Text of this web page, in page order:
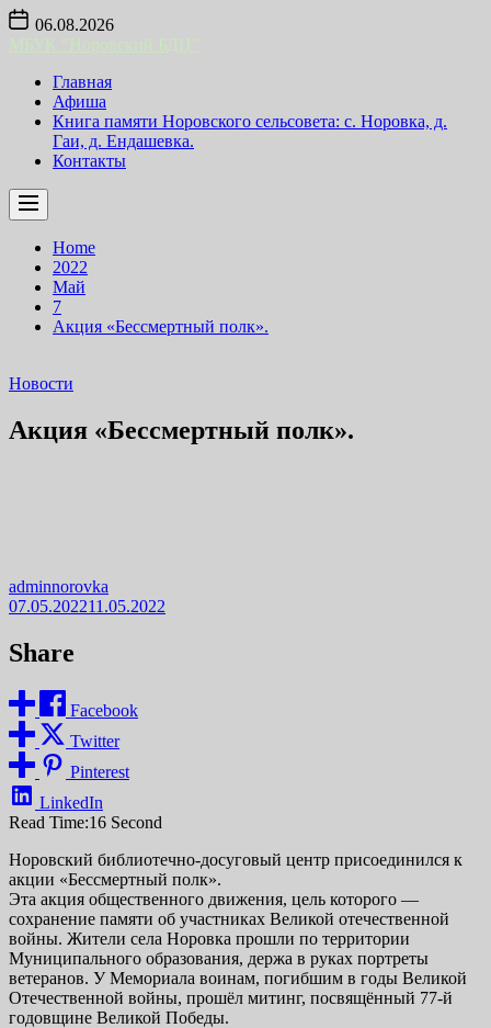
Skip
content
06.08.2026
Главная
Афиша
Книга памяти Норовского сельсовета: с. Норовка, д.
Гаи, д. Ендашевка.
Контакты
Home
2022
Май
7
Акция «Бессмертный полк».
Новости
Акция «Бессмертный полк».
adminnorovka
07.05.202211.05.2022
Share
Facebook
Twitter
Pinterest
LinkedIn
Read Time:16 Second
Норовский библиотечно-досуговый центр присоединился к
акции «Бессмертный полк».
Эта акция общественного движения, цель которого —
сохранение памяти об участниках Великой отечественной
войны. Жители села Норовка прошли по территории
Муниципального образования, держа в руках портреты
ветеранов. У Мемориала воинам, погибшим в годы Великой
Отечественной войны, прошёл митинг, посвящённый 77-й
годовщине Великой Победы.